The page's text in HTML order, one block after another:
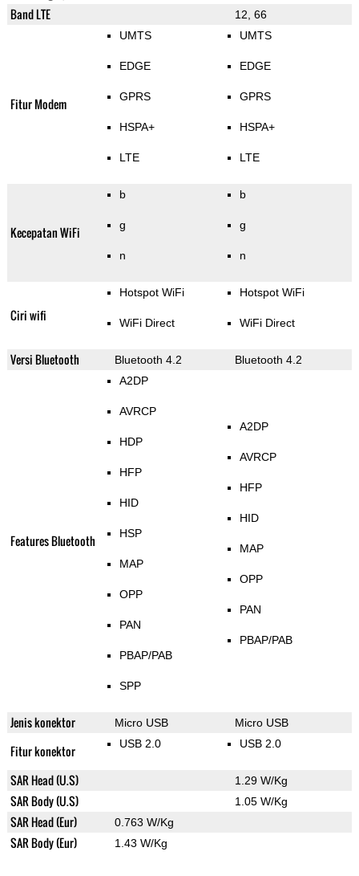
Band LTE 12, 66
Fitur Modem
UMTS
EDGE
GPRS
HSPA+
LTE
UMTS
EDGE
GPRS
HSPA+
LTE
Kecepatan WiFi
b
g
n
b
g
n
Ciri wifi
Hotspot WiFi
WiFi Direct
Hotspot WiFi
WiFi Direct
Versi Bluetooth Bluetooth 4.2 Bluetooth 4.2
Features Bluetooth
A2DP
AVRCP
HDP
HFP
HID
HSP
MAP
OPP
PAN
PBAP/PAB
SPP
A2DP
AVRCP
HFP
HID
MAP
OPP
PAN
PBAP/PAB
Jenis konektor Micro USB Micro USB
Fitur konektor USB 2.0 USB 2.0
SAR Head (U.S) 1.29 W/Kg
SAR Body (U.S) 1.05 W/Kg
SAR Head (Eur) 0.763 W/Kg
SAR Body (Eur) 1.43 W/Kg